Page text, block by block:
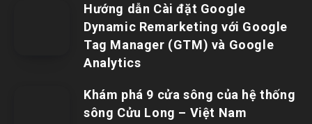
Hướng dẫn Cài đặt Google
Dynamic Remarketing với Google
Tag Manager (GTM) và Google
Analytics
Khám phá 9 cửa sông của hệ thống
sông Cửu Long – Việt Nam